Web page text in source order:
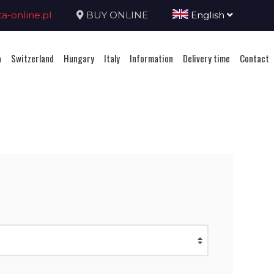
online.pl BUY ONLINE English
Switzerland Hungary Italy Information Delivery time Contact